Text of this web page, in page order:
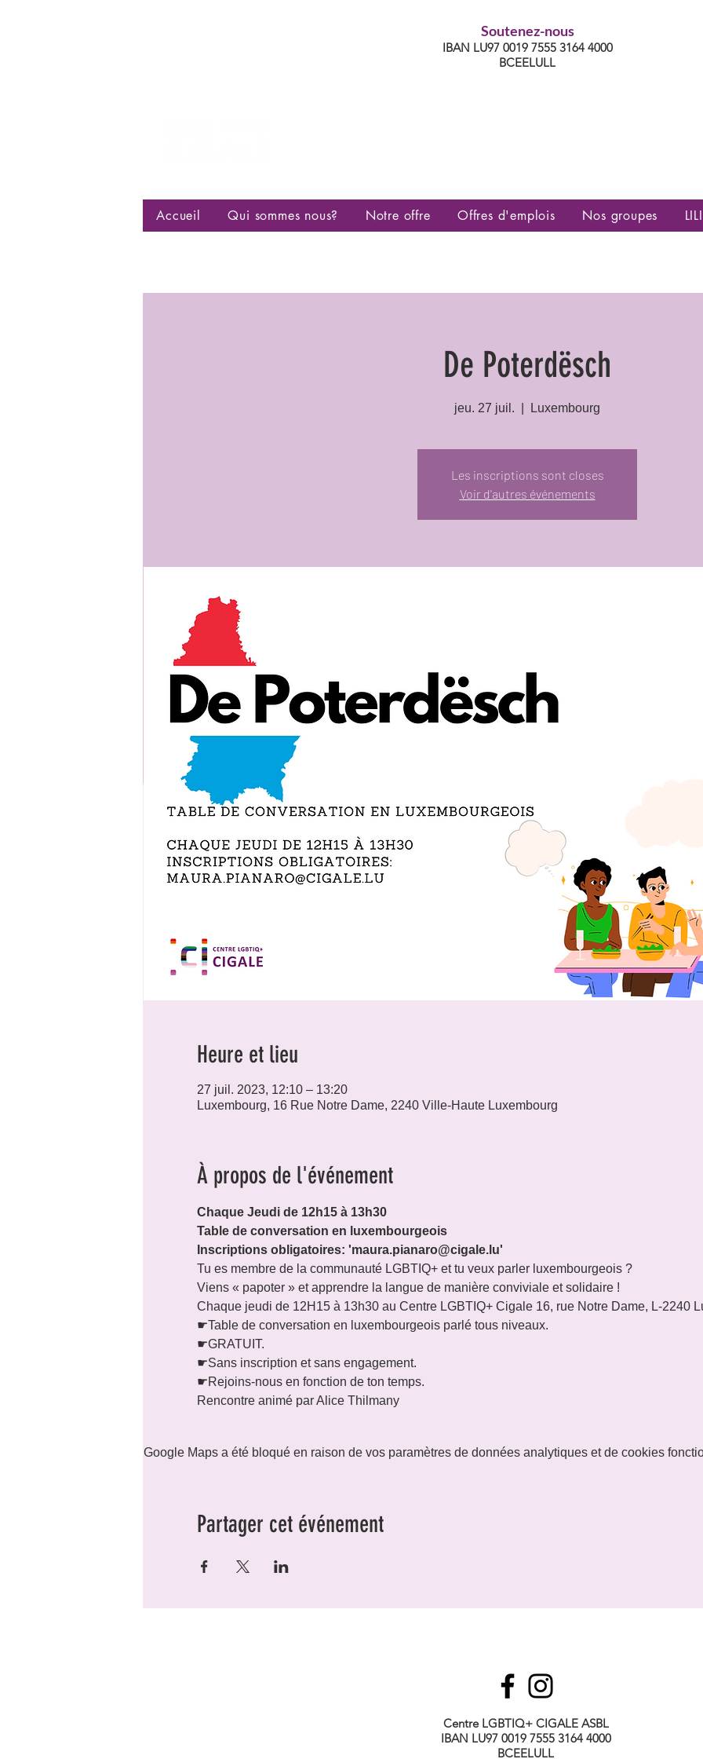
Soutenez-nous
IBAN LU97 0019 7555 3164 4000
BCEELULL
Accueil Qui sommes nous? Notre offre Offres d'emplois Nos groupes LILI
De Poterdësch
jeu. 27 juil. Luxembourg
Les inscriptions sont closes
Voir d'autres événements
Heure et lieu
27 juil. 2023, 12:10 – 13:20
Luxembourg, 16 Rue Notre Dame, 2240 Ville-Haute Luxembourg
À propos de l'événement
Chaque Jeudi de 12h15 à 13h30
Table de conversation en luxembourgeois
Inscriptions obligatoires: 'maura.pianaro@cigale.lu'
Tu es membre de la communauté LGBTIQ+ et tu veux parler luxembourgeois ?
Viens « papoter » et apprendre la langue de manière conviviale et solidaire !
Chaque jeudi de 12H15 à 13h30 au Centre LGBTIQ+ Cigale 16, rue Notre Dame, L-2240
☛Table de conversation en luxembourgeois parlé tous niveaux.
☛GRATUIT.
☛Sans inscription et sans engagement.
☛Rejoins-nous en fonction de ton temps.
Rencontre animé par Alice Thilmany
Google Maps a été bloqué en raison de vos paramètres de données analytiques et de cookies
Partager cet événement
Centre LGBTIQ+ CIGALE ASBL
IBAN LU97 0019 7555 3164 4000
BCEELULL